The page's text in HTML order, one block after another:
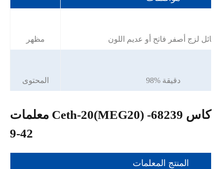
مظهر سائل لزج أصفر فاتح أو عديم اللون
المحتوى 98% دقيقة
معلمات Ceth-20(MEG20) كاس 68239-
42-9
المنتج المعلمات